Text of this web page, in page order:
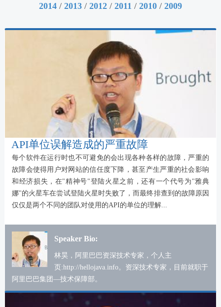
2014 / 2013 / 2012 / 2011 / 2010 / 2009
API单位误解造成的严重故障
每个软件在运行时也不可避免的会出现各种各样的故障，严重的
故障会使得用户对网站的信任度下降，甚至产生严重的社会影响
和经济损失，在"精神号"登陆火星之前，还有一个代号为"雅典
娜"的火星车在尝试登陆火星时失败了，而最终排查到的故障原因
仅仅是两个不同的团队对使用的API的单位的理解...
Speaker Bio:
林昊，阿里巴巴资深技术专家，个人主
页:http://hellojava.info。资深技术专家，目前就职于
阿里巴巴集团—技术保障部。